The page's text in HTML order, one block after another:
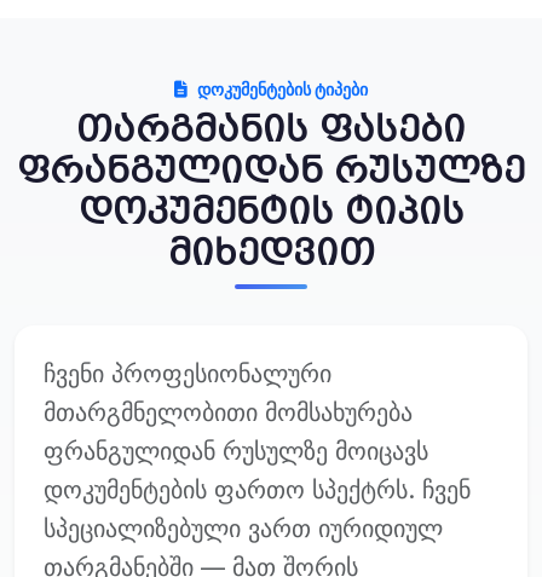
ᲓᲝᲙᲣᲛᲔᲜᲢᲔᲑᲘᲡ ᲢᲘᲞᲔᲑᲘ
თარგმანის ფასები
ფრანგულიდან რუსულზე
დოკუმენტის ტიპის
მიხედვით
ჩვენი პროფესიონალური
მთარგმნელობითი მომსახურება
ფრანგულიდან რუსულზე მოიცავს
დოკუმენტების ფართო სპექტრს. ჩვენ
სპეციალიზებული ვართ იურიდიულ
თარგმანებში — მათ შორის